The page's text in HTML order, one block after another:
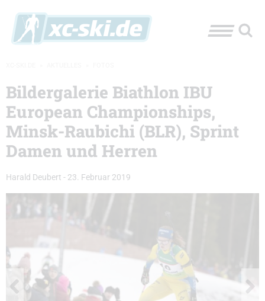
Bildergalerie Biathlon IBU
European Championships,
Minsk-Raubichi (BLR), Sprint
Damen und Herren
Harald Deubert - 23. Februar 2019